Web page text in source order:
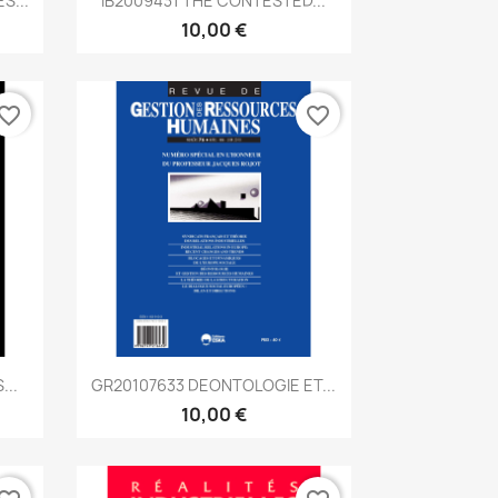
10,00 €
Aperçu rapide
GR20107633 DEONTOLOGIE ET...
10,00 €
favorite_border